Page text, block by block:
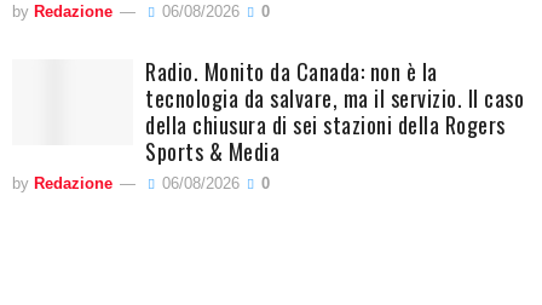
by Redazione 06/08/2026 0
Radio. Monito da Canada: non è la
tecnologia da salvare, ma il servizio. Il caso
della chiusura di sei stazioni della Rogers
Sports & Media
by Redazione 06/08/2026 0